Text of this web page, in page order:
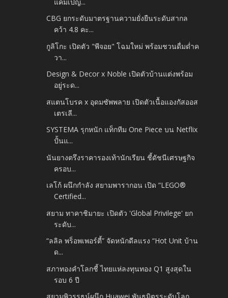
CBG ยกระดับมาตรฐานความยั่งยืนระดับสากล
คว้า 4.8 คะ...
กูลิโกะ เปิดตัว "พีจอย" โฉมใหม่ พร้อมชวนดื่มด่ำค
วา...
Design & Decor x Noble เปิดตัวบ้านแต่งพร้อม
อยู่ระด...
สแตนโบรค x อุดมซัพพลาย เปิดตัวเนื้อแองกัสออส
เตรเลี...
SYSTEMA รุกหนัก แท็กทีม One Piece บน Netflix
ปั้นแ...
นันยางตรึงราคารองเท้านักเรียน ชี้ดัชนีเศรษฐกิจ
ครอบ...
เลโก้ ผนึกกำลัง สยามพารากอน เปิด “LEGO®
Certified...
สยาม ทาคาชิมายะ เปิดตัว 'Global Privilege' ยก
ระดับ...
“ลลิล พร็อพเพอร์ตี้” จัดหนักดีลแรง “Hot Unit บ้าน
ด...
สภาทองคำโลกชี้ ไทยแห่ลงทุนทอง Q1 สูงสุดใน
รอบ 6 ปี